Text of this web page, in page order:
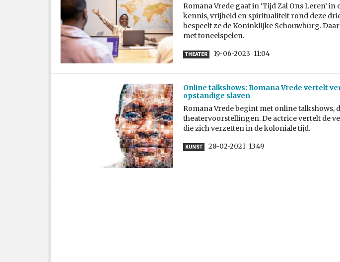
Romana Vrede gaat in ‘Tijd Zal Ons Leren’
kennis, vrijheid en spiritualiteit rond deze
bespeelt ze de Koninklijke Schouwburg.
met toneelspelen.
THEATER 19-06-2023 11:04
Online talkshows: Romana Vrede vertelt
opstandige slaven
Romana Vrede begint met online talkshows,
theatervoorstellingen. De actrice vertelt de
die zich verzetten in de koloniale tijd.
KUNST 28-02-2021 13:49